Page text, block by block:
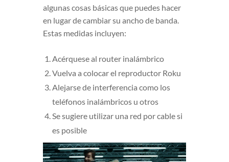
algunas cosas básicas que puedes hacer
en lugar de cambiar su ancho de banda.
Estas medidas incluyen:
Acérquese al router inalámbrico
Vuelva a colocar el reproductor Roku
Alejarse de interferencia como los
teléfonos inalámbricos u otros
Se sugiere utilizar una red por cable si
es posible